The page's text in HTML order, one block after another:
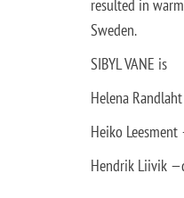
resulted in
Sweden.
SIBYL VANE is
Helena
Heiko Leesment
Hendrik Liivik